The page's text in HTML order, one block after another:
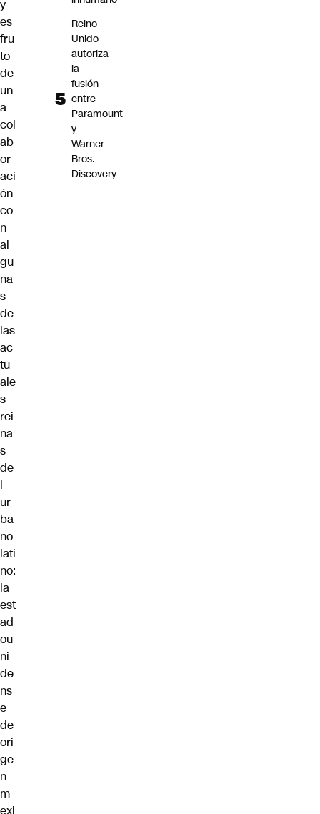
y
es
fru
to
de
un
a
col
ab
or
aci
ón
co
n
al
gu
na
s
de
las
ac
tu
ale
s
rei
na
s
de
l
ur
ba
no
lati
no:
la
est
ad
ou
ni
de
ns
e
de
ori
ge
n
m
Reino
Unido
autoriza
la
fusión
entre
Paramount
y
Warner
Bros.
Discovery